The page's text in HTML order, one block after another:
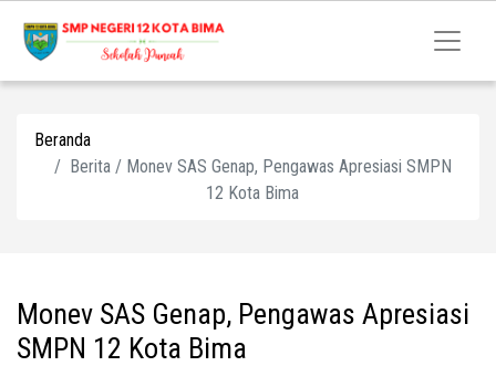
Beranda
Berita / Monev SAS Genap, Pengawas Apresiasi SMPN
12 Kota Bima
Monev SAS Genap, Pengawas Apresiasi
SMPN 12 Kota Bima